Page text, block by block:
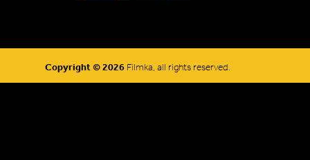
Copyright © 2026 Filmka, all rights reserved.